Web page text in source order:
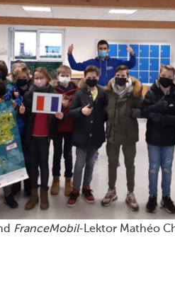
FranceMobil-Lektor